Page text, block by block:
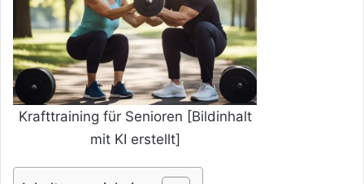
Krafttraining für Senioren [Bildinhalt
mit KI erstellt]